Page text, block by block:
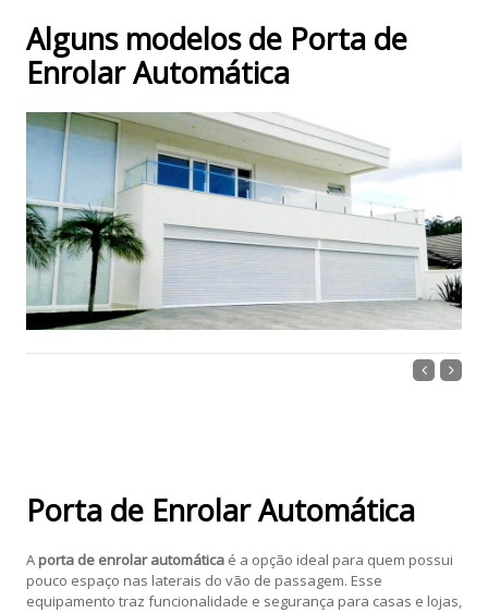
Alguns modelos de Porta de
Enrolar Automática
Porta de Enrolar Automática
A porta de enrolar automáticaé a opção ideal para quem possui
pouco espaço nas laterais do vão de passagem. Esse
equipamento traz funcionalidade e segurança para casas e lojas,